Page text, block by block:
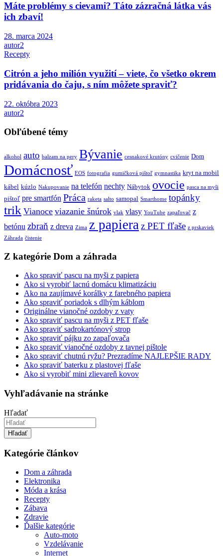
Máte problémy s cievami? Táto zázračná látka vás
ich zbaví!
28. marca 2024
autor2
Recepty
Citrón a jeho milión využití – viete, čo všetko okrem
pridávania do čaju, s ním môžete spraviť?
22. októbra 2023
autor2
Obľúbené témy
alkohol auto balzam na pery Bývanie cesnakové krutóny cvičenie Dom
Domácnosť EOS fotografia gumičková pištoľ gymnastika kryt na mobil
kábel kúzlo Nakupovanie na telefón nechty Nábytok ovocie pasca na myši
pištoľ pre smartfón Práca raketa salto samopal Smarthome topánky
trik Vianoce viazanie šnúrok vlak vlasy YouTube zapaľovač z
betónu zbraň z dreva Zima z papiera z PET fľaše z prskaviek
Záhrada čistenie
Z kategórie Dom a záhrada
Ako spraviť pascu na myši z papiera
Ako si vyrobiť lacnú domácu klimatizáciu
Ako na zaujímavé korálky z farebného papiera
Ako spraviť poriadok s dlhým káblom
Originálne vianočné ozdoby z vaty
Ako spraviť pascu na myši z PET fľaše
Ako spraviť sadrokartónový strop
Ako spraviť pájku zo zapaľovača
Ako spraviť vianočné ozdoby z tavnej pištole
Ako spraviť chutnú ryžu? Prezradíme NAJLEPŠIE RADY
Ako spraviť baterku z plastovej fľaše
Ako si vyrobiť mini zlievareň kovov
Vyhľadávanie na stránke
Hľadať
Hľadať
Kategórie článkov
Dom a záhrada
Elektronika
Móda a krása
Recepty
Zábava
Zdravie
Ďalšie kategórie
Auto-moto
Vzdelávanie
Internet